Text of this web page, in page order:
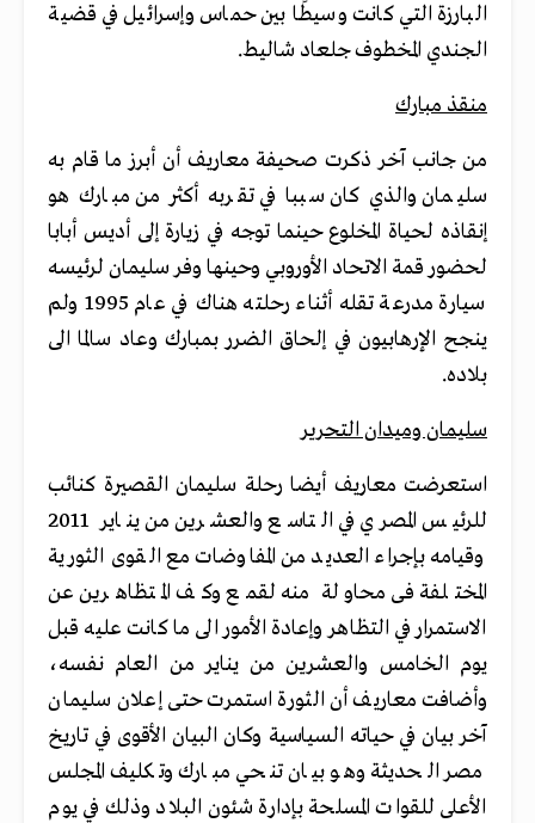
البارزة التي كانت وسيطًا بين حماس وإسرائيل في قضية
الجندي المخطوف جلعاد شاليط.
منقذ مبارك
من جانب آخر ذكرت صحيفة معاريف أن أبرز ما قام به
سليمان والذي كان سببا في تقربه أكثر من مبارك هو
إنقاذه لحياة المخلوع حينما توجه في زيارة إلى أديس أبابا
لحضور قمة الاتحاد الأوروبي وحينها وفر سليمان لرئيسه
سيارة مدرعة تقله أثناء رحلته هناك في عام 1995 ولم
ينجح الإرهابيون في إلحاق الضرر بمبارك وعاد سالما الى
بلاده.
سليمان وميدان التحرير
استعرضت معاريف أيضا رحلة سليمان القصيرة كنائب
للرئيس المصري في التاسع والعشرين من يناير 2011
وقيامه بإجراء العديد من المفاوضات مع القوى الثورية
المختلفة فى محاولة منه لقمع وكف المتظاهرين عن
الاستمرار في التظاهر وإعادة الأمور الى ما كانت عليه قبل
يوم الخامس والعشرين من يناير من العام نفسه،
وأضافت معاريف أن الثورة استمرت حتى إعلان سليمان
آخر بيان في حياته السياسية وكان البيان الأقوى في تاريخ
مصر الحديثة وهو بيان تنحي مبارك وتكليف المجلس
الأعلى للقوات المسلحة بإدارة شئون البلاد وذلك في يوم